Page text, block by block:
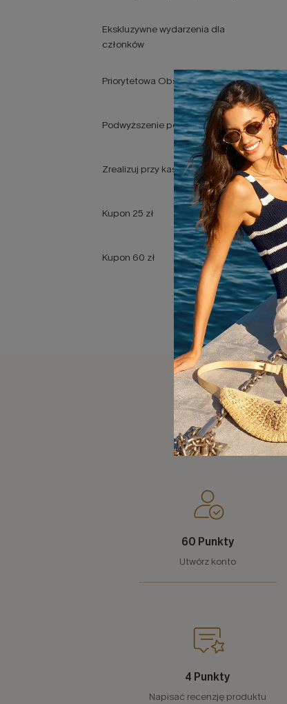
Ekskluzywne wydarzenia dla
członków
Priorytetowa Obsługa Klienta
Podwyższenie poziomu
Zrealizuj przy kasie
Kupon 25 zł
Kupon 60 zł
60 Punkty
Utwórz konto
4 Punkty
Napisać recenzję produktu